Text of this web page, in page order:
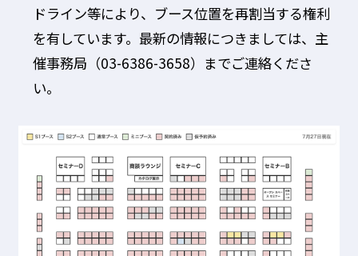
ドライン等により、ブース位置を再割当する権利
を有しています。最新の情報につきましては、主
催事務局（03-6386-3658）までご連絡くださ
い。